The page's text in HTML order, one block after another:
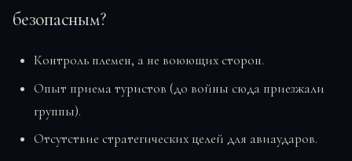
безопасным?
Контроль племен, а не воюющих сторон.
Опыт приема туристов (до войны сюда приезжали
группы).
Отсутствие стратегических целей для авиаударов.